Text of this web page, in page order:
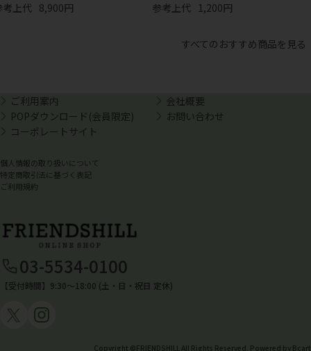
考上代 8,900円
参考上代 1,200円
すべてのおすすめ商品を見る
ご利用案内
会社概要
POPダウンロード(会員限定)
お問い合わせ
コーポレートサイト
個人情報の取り扱いについて
特定商取引法に基づく表記
ご利用規約
03-5534-0100
【受付時間】9:30〜18:00 (土・日・祝日 定休)
Copyright ©FRIENDSHILL All Rights Reserved. Powered by Bcart